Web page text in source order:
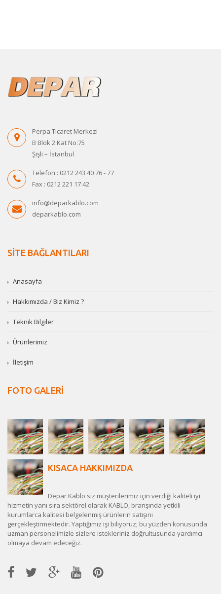
Perpa Ticaret Merkezi
B Blok 2.Kat No:75
Şişli – İstanbul
Telefon : 0212 243 40 76 - 77
Fax : 0212 221 17 42
info@deparkablo.com
deparkablo.com
SİTE BAĞLANTILARI
Anasayfa
Hakkımızda / Biz Kimiz ?
Teknik Bilgiler
Ürünlerimiz
İletişim
FOTO GALERİ
KISACA HAKKIMIZDA
Depar Kablo siz müşterilerimiz için verdiği kaliteli iyi
hizmetin yanı sıra sektörel olarak KABLO, branşında yetkili
kurumlarca kalitesi belgelenmiş ürünlerin satışını
gerçekleştirmektedir. Yaptığımız işi biliyoruz; bu yüzden konusunda
uzman personelimizle sizlere istekleriniz doğrultusunda yardımcı
olmaya devam edeceğiz.